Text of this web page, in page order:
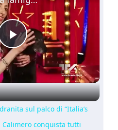
Play
Video
sul palco di “Italia’s
Calimero conquista tutti